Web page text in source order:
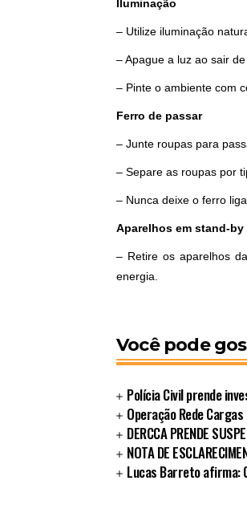
Iluminação
– Utilize iluminação
– Apague a luz ao sair
– Pinte o ambiente com
Ferro de passar
– Junte roupas para
– Separe as roupas por
– Nunca deixe o ferro
Aparelhos em stand-by
– Retire os aparelhos
energia.
Você pode
Polícia Civil prende
Operação Rede
DERCCA PRENDE
NOTA DE
Lucas Barreto afirma: